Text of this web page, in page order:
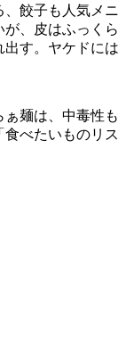
、餃子も人気メニ
が、皮はふっくら
出す。ヤケドには
麺は、中毒性も
べたいものリス